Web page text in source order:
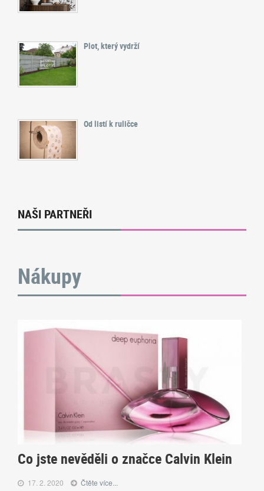
Plot, který vydrží
Od listí k ruličce
NAŠI PARTNEŘI
Nákupy
Co jste nevěděli o značce Calvin Klein
17. 2. 2020 Čtěte více...